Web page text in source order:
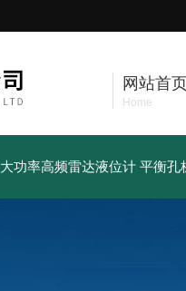
网站首页
Home
大功率高频雷达液位计 平衡孔